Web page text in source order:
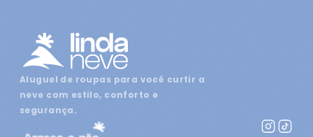
Aluguel de roupas para você curtir a
neve com estilo, conforto e
segurança.